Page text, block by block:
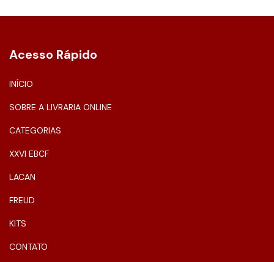
Acesso Rápido
INÍCIO
SOBRE A LIVRARIA ONLINE
CATEGORIAS
XXVI EBCF
LACAN
FREUD
KITS
CONTATO